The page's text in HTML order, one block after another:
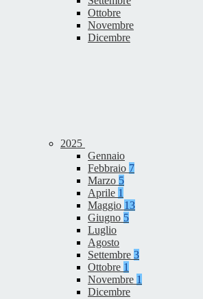
Ottobre
Novembre
Dicembre
2025
Gennaio
Febbraio 7
Marzo 5
Aprile 1
Maggio 13
Giugno 5
Luglio
Agosto
Settembre 3
Ottobre 1
Novembre 1
Dicembre